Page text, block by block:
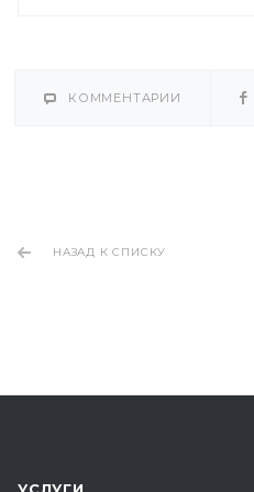
КОММЕНТАРИИ
НАЗАД К СПИСКУ